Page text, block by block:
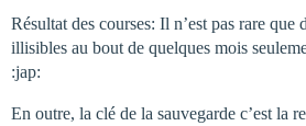
Résultat des courses: Il n’est pas rare
illisibles au bout de quelques mois
:jap:
En outre, la clé de la sauvegarde c’est la